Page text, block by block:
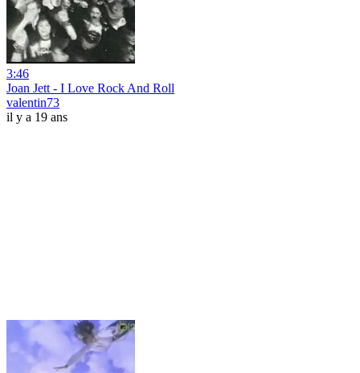
3:46
Joan Jett - I Love Rock And Roll
valentin73
il y a 19 ans